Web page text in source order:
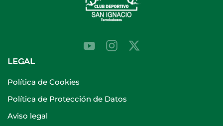
LEGAL
Política de Cookies
Política de Protección de Datos
Aviso legal